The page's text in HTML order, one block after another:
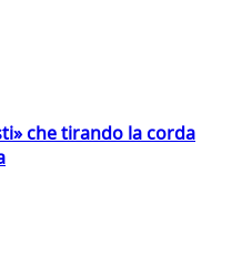
che tirando la corda